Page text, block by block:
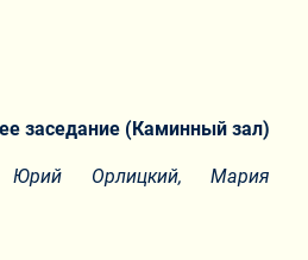
заседание (Каминный зал)
Юрий Орлицкий, Мария